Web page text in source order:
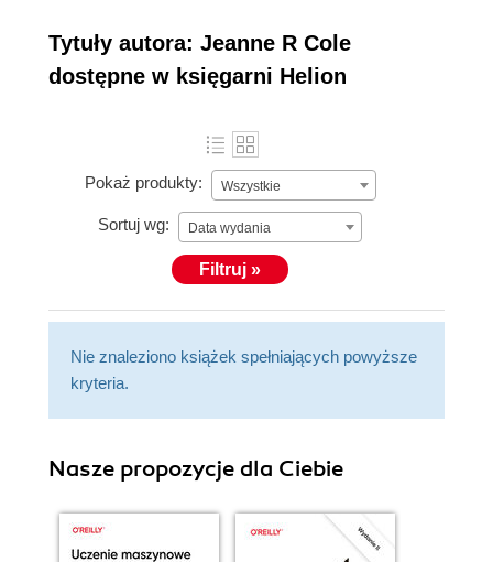
Tytuły autora: Jeanne R Cole
dostępne w księgarni Helion
Pokaż produkty: Wszystkie
Sortuj wg: Data wydania
Filtruj »
Nie znaleziono książek spełniających powyższe
kryteria.
Nasze propozycje dla Ciebie